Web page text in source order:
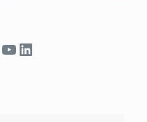
YouTube
LinkedIn